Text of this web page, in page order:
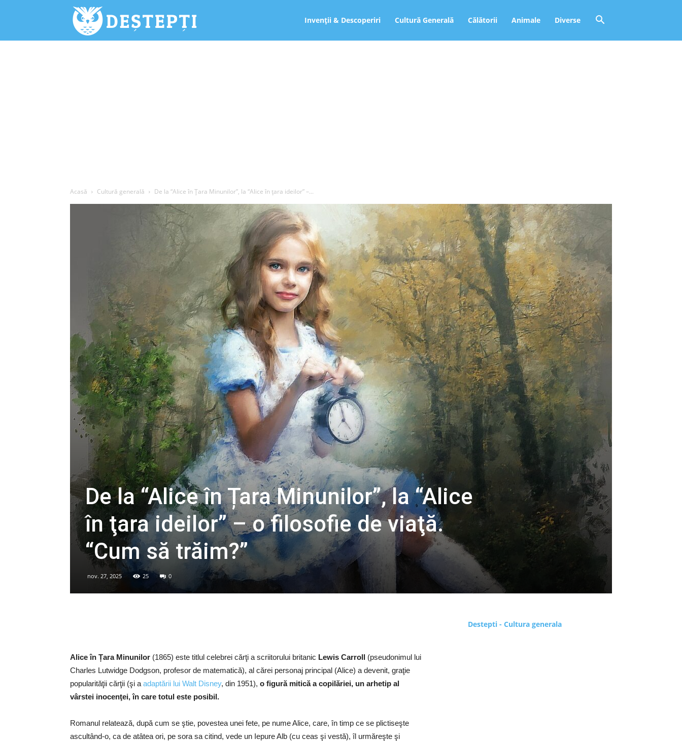
Deștepți.ro Invenții & Descoperiri Cultură Generală Călătorii Animale Diverse
Acasă Cultură generală De la “Alice în Țara Minunilor”, la “Alice în ţara ideilor” –...
De la “Alice în Țara Minunilor”, la “Alice
în ţara ideilor” – o filosofie de viaţă.
“Cum să trăim?”
nov. 27, 2025 25 0
Alice în Țara Minunilor (1865) este titlul celebrei cărţi a scriitorului britanic Lewis Carroll (pseudonimul lui
Charles Lutwidge Dodgson, profesor de matematică), al cărei personaj principal (Alice) a devenit, graţie
popularităţii cărţii (şi a adaptării lui Walt Disney, din 1951), o figură mitică a copilăriei, un arhetip al
vârstei inocenţei, în care totul este posibil.
Romanul relatează, după cum se ştie, povestea unei fete, pe nume Alice, care, în timp ce se plictiseşte
ascultând-o, ca de atâtea ori, pe sora sa citind, vede un Iepure Alb (cu ceas şi vestă), îl urmăreşte şi
Destepti - Cultura generala